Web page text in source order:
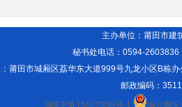
主办单位：莆田市建
秘书处电话：0594-
莆田市城厢区荔华东大道999号九龙小区B栋
邮政编码：
闽ICP备15022839号-1
闽公网